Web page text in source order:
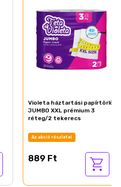
Violeta háztartási papírtörlő
JUMBO XXL prémium 3
réteg/2 tekerecs
Az akció részletei
889 Ft